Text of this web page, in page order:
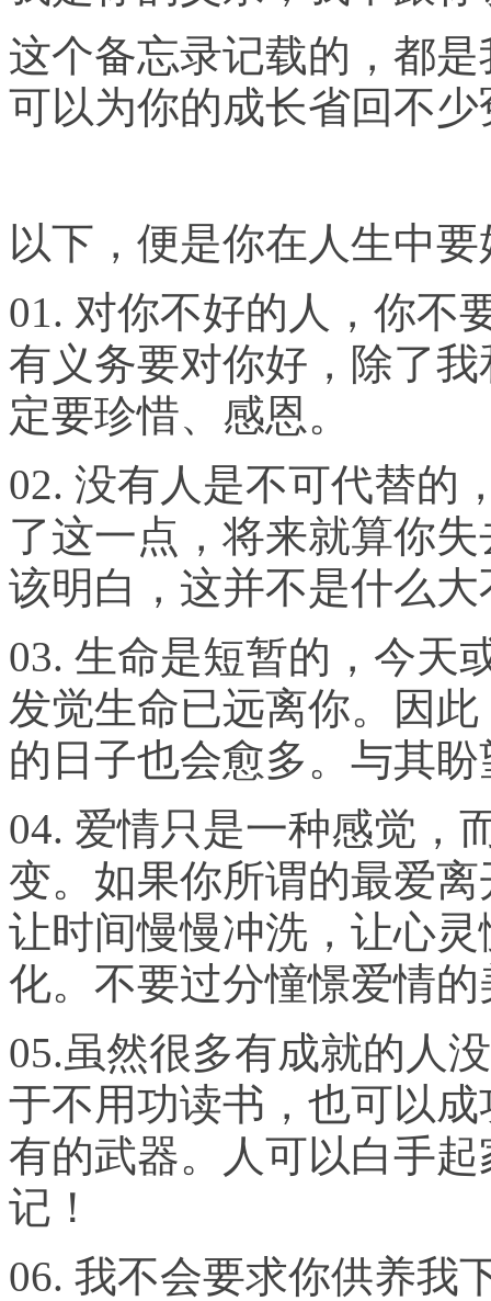
这个备忘录记载的，都
可以为你的成长省回不
以下，便是你在人生中
01. 对你不好的人，你不
有义务要对你好，除了
定要珍惜、感恩。
02. 没有人是不可代替的
了这一点，将来就算你
该明白，这并不是什么
03. 生命是短暂的，今天
发觉生命已远离你。因
的日子也会愈多。与其
04. 爱情只是一种感觉，
变。如果你所谓的最爱
让时间慢慢冲洗，让心
化。不要过分憧憬爱情
05.虽然很多有成就的人
于不用功读书，也可以
有的武器。人可以白手
记！
06. 我不会要求你供养我